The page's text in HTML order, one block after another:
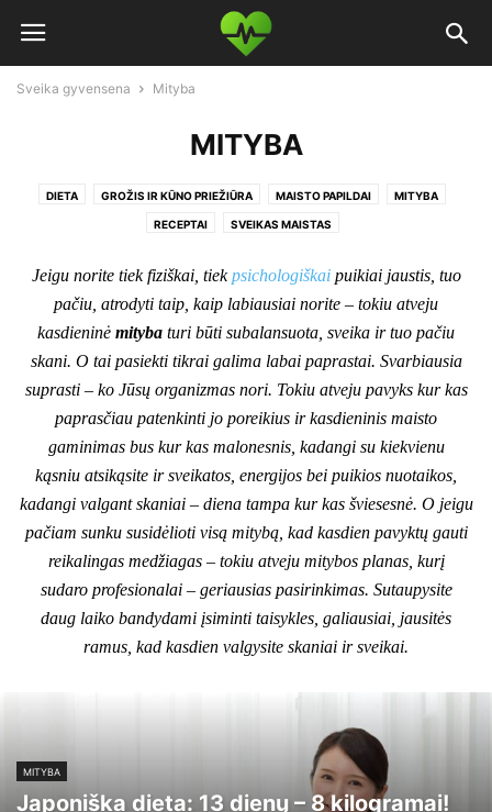
Sveika gyvensena Mityba
MITYBA
DIETA GROŽIS IR KŪNO PRIEŽIŪRA MAISTO PAPILDAI MITYBA
RECEPTAI SVEIKAS MAISTAS
Jeigu norite tiek fiziškai, tiekpsichologiškaipuikiai jaustis, tuo
pačiu, atrodyti taip, kaip labiausiai norite – tokiu atveju
kasdieninė mityba turi būti subalansuota, sveika ir tuo pačiu
skani. O tai pasiekti tikrai galima labai paprastai. Svarbiausia
suprasti – ko Jūsų organizmas nori. Tokiu atveju pavyks kur kas
paprasčiau patenkinti jo poreikius ir kasdieninis maisto
gaminimas bus kur kas malonesnis, kadangi su kiekvienu
kąsniu atsikąsite ir sveikatos, energijos bei puikios nuotaikos,
kadangi valgant skaniai – diena tampa kur kas šviesesnė. O jeigu
pačiam sunku susidėlioti visą mitybą, kad kasdien pavyktų gauti
reikalingas medžiagas – tokiu atveju mitybos planas, kurį
sudaro profesionalai – geriausias pasirinkimas. Sutaupysite
daug laiko bandydami įsiminti taisykles, galiausiai, jausitės
ramus, kad kasdien valgysite skaniai ir sveikai.
MITYBA
Japoniška dieta: 13 dienų – 8 kilogramai!